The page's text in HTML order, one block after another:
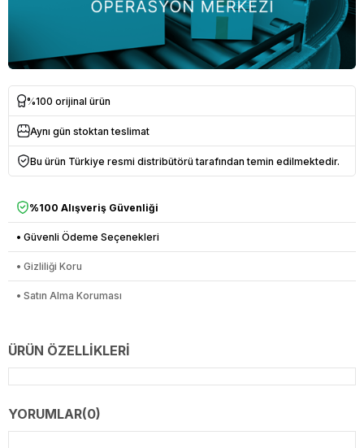
%100 orijinal ürün
Aynı gün stoktan teslimat
Bu ürün Türkiye resmi distribütörü tarafından temin edilmektedir.
%100 Alışveriş Güvenliği
• Güvenli Ödeme Seçenekleri
• Gizliliği Koru
• Satın Alma Koruması
ÜRÜN ÖZELLIKLERI
YORUMLAR(0)